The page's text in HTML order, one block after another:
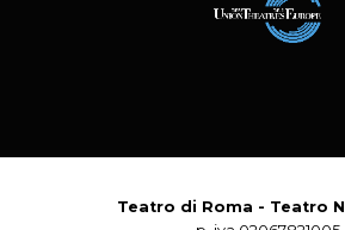
Teatro di Roma - Teatro